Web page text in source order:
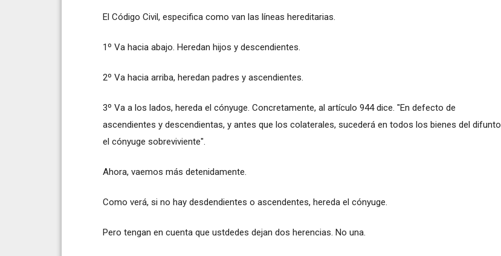
El Código Civil, especifica como van las líneas hereditarias.
1º Va hacia abajo. Heredan hijos y descendientes.
2º Va hacia arriba, heredan padres y ascendientes.
3º Va a los lados, hereda el cónyuge. Concretamente, al artículo 944 dice. "En defecto de
ascendientes y descendientas, y antes que los colaterales, sucederá en todos los bienes del difunto
el cónyuge sobreviviente".
Ahora, vaemos más detenidamente.
Como verá, si no hay desdendientes o ascendentes, hereda el cónyuge.
Pero tengan en cuenta que ustdedes dejan dos herencias. No una.